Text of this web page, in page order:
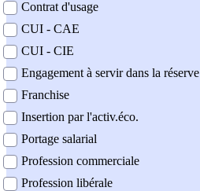
Contrat d'usage
CUI - CAE
CUI - CIE
Engagement à servir dans la réserve
Franchise
Insertion par l'activ.éco.
Portage salarial
Profession commerciale
Profession libérale